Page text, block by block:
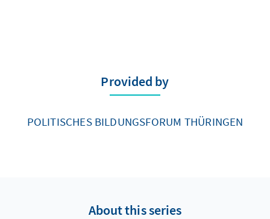
Provided by
POLITISCHES BILDUNGSFORUM THÜRINGEN
About this series